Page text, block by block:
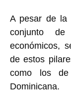
A pesar de la
conjunto
económicos,
de estos
como los de
Dominicana.